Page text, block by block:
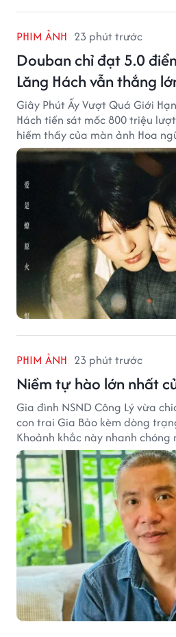
PHIM ẢNH 23 phút trước
Douban chỉ đạt 5.0
Lăng Hách vẫn thắng
Giây Phút Ấy Vượt Quá Giới
Hách tiến sát mốc 800 triệu
hiếm thấy của màn ảnh Hoa
PHIM ẢNH 23 phút trước
Niềm tự hào lớn nhất
Gia đình NSND Công Lý vừa
con trai Gia Bảo kèm dòng
Khoảnh khắc này nhanh
tâm từ đông đảo khán giả.